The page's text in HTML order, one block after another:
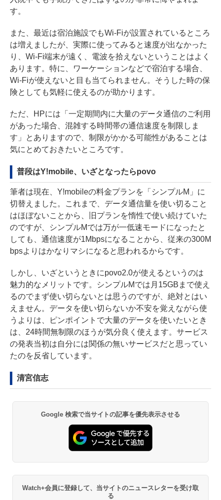
す。
また、最近は宿泊施設でもWi-Fiが設置されているところ
は増えましたが、実際に使ってみると速度が出なかった
り、Wi-Fi端末が遠く、電波を拾えないということはよく
あります。特に、ワーケーションなどで宿泊する場合、
Wi-Fiが使えないと目も当てられません。そうした時の保
険としても気軽に使えるのが助かります。
ただ、HPには「一定期間内に大量のデータ通信のご利用
があった場合、混雑する時間帯の通信速度を制限しま
す」とありますので、制限がかかる可能性があることは
気にとめておきたいところです。
普段はY!mobile、いざとなったらpovo
筆者は現在、Y!mobileの料金プランを「シンプルM」に
切替えました。これまで、データ通信量を使い切ること
はほぼないことから、旧プランを惰性で使い続けていた
のですが、シンプルMでは万が一低速モードになったと
しても、通信速度が1Mbpsになることから、従来の300M
bpsよりはかなりマシになると思われるからです。
しかし、いざというときにpovo2.0が使えるというのは
魅力的なメリットです。シンプルMでは月15GBまで使え
るのでまず使い切らないとは思うのですが、絶対とはい
えません。データを使い切らないか不安を覚えながら使
うよりは、ピンポイントで大量のデータを使いたいとき
は、24時間無制限のほうが気分良く使えます。サービス
の発表当初は自分には関係の無いサービスだと思ってい
たのを反省しています。
清宮信志
Google 検索で当サイトの記事を優先表示させる
Watch+会員に登録して、当サイトのニュースレターを受け取
る